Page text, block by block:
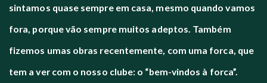
sintamos quase sempre em casa, mesmo quando vamos
fora, porque vão sempre muitos adeptos. Também
fizemos umas obras recentemente, com uma forca, que
tem a ver com o nosso clube: o “bem-vindos à forca”.